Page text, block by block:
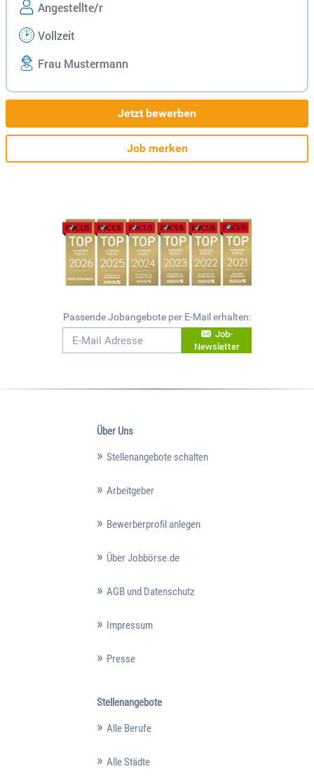
Angestellte/r
Vollzeit
Frau Mustermann
Jetzt bewerben
Job merken
Passende Jobangebote per E-Mail erhalten:
Job-
Newsletter
Über Uns
Stellenangebote schalten
Arbeitgeber
Bewerberprofil anlegen
Über Jobbörse.de
AGB und Datenschutz
Impressum
Presse
Stellenangebote
Alle Berufe
Alle Städte